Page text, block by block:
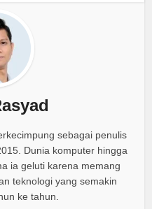
sebagai penulis
Dunia komputer hingga
ia geluti karena memang
teknologi yang semakin
ke tahun.